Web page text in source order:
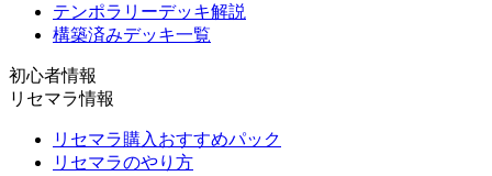
テンポラリーデッキ解説
構築済みデッキ一覧
初心者情報
リセマラ情報
リセマラ購入おすすめパック
リセマラのやり方